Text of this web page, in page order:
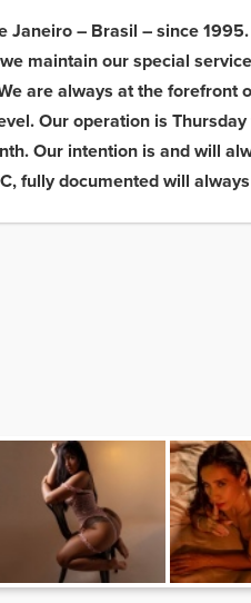
– Brasil – since
maintain our special
are always at the forefront
Our operation is
Our intention is and will
fully documented will